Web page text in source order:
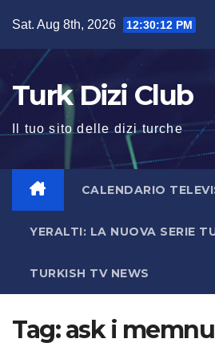
content
Sat. Aug 8th, 2026 12:30:14 PM
Turk Dizi Club
Il tuo sito delle dizi turche
CALENDARIO
YERALTI: LA NUOVA SERIE
TURKISH TV NEWS
Tag:ask i